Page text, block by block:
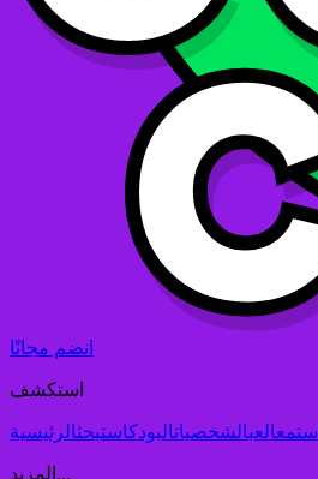
انضم مجانًا
استكشف
استمعالعبالشخصياتالبودكاستبحثالرئيسية
المزيد...